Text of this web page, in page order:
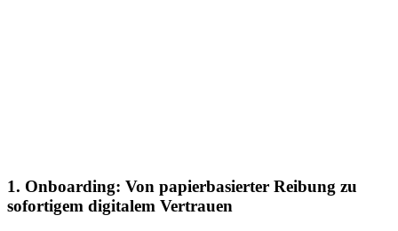
1. Onboarding: Von papierbasierter Reibung zu
sofortigem digitalem Vertrauen